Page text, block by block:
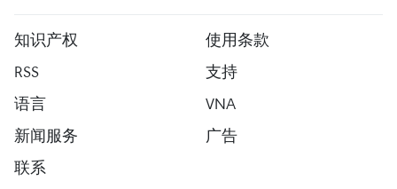
知识产权
使用条款
RSS
支持
语言
VNA
新闻服务
广告
联系